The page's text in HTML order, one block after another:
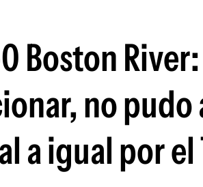
Boston
no
a igual por